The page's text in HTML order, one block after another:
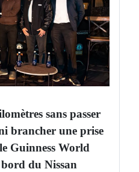
sans passer
brancher une prise
Guinness World
du Nissan